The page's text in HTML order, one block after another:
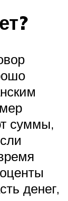
суммы,
денег,